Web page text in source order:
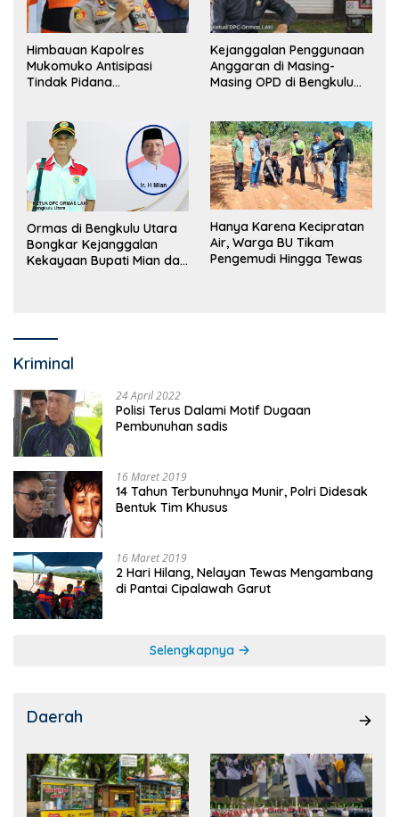
Himbauan Kapolres
Mukomuko Antisipasi
Tindak Pidana
Kejanggalan Penggunaan
Anggaran di Masing-
Masing OPD di Bengkulu
Ormas di Bengkulu Utara
Bongkar Kejanggalan
Kekayaan Bupati Mian dan
Hanya Karena Kecipratan
Air, Warga BU Tikam
Pengemudi Hingga Tewas
Kriminal
24 April 2022
Polisi Terus Dalami Motif Dugaan
Pembunuhan sadis
16 Maret 2019
14 Tahun Terbunuhnya Munir, Polri Didesak
Bentuk Tim Khusus
16 Maret 2019
2 Hari Hilang, Nelayan Tewas Mengambang
di Pantai Cipalawah Garut
Selengkapnya
Daerah